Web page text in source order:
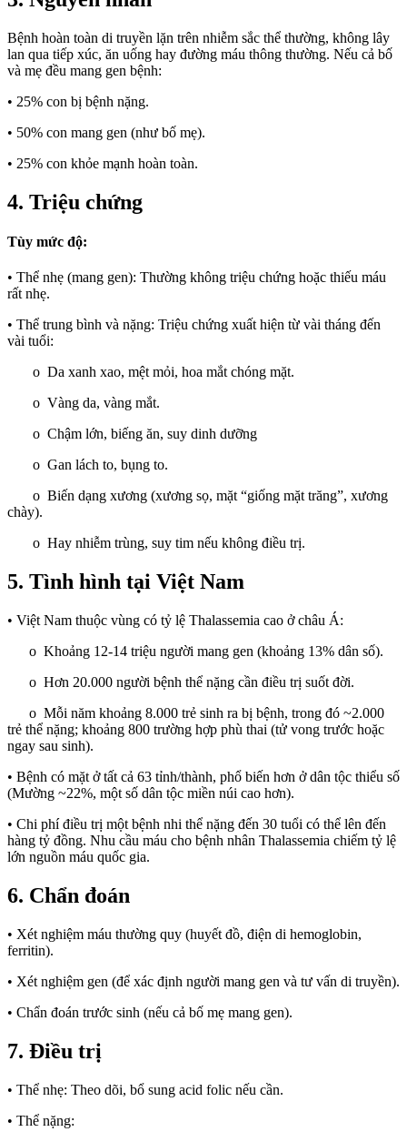
Bệnh hoàn toàn di truyền lặn trên nhiễm sắc thể thường, không lây
lan qua tiếp xúc, ăn uống hay đường máu thông thường. Nếu cả bố
và mẹ đều mang gen bệnh:
• 25% con bị bệnh nặng.
• 50% con mang gen (như bố mẹ).
• 25% con khỏe mạnh hoàn toàn.
4. Triệu chứng
Tùy mức độ:
• Thể nhẹ (mang gen): Thường không triệu chứng hoặc thiếu máu
rất nhẹ.
• Thể trung bình và nặng: Triệu chứng xuất hiện từ vài tháng đến
vài tuổi:
o Da xanh xao, mệt mỏi, hoa mắt chóng mặt.
o Vàng da, vàng mắt.
o Chậm lớn, biếng ăn, suy dinh dưỡng
o Gan lách to, bụng to.
o Biến dạng xương (xương sọ, mặt “giống mặt trăng”, xương
chày).
o Hay nhiễm trùng, suy tim nếu không điều trị.
5. Tình hình tại Việt Nam
• Việt Nam thuộc vùng có tỷ lệ Thalassemia cao ở châu Á:
o Khoảng 12-14 triệu người mang gen (khoảng 13% dân số).
o Hơn 20.000 người bệnh thể nặng cần điều trị suốt đời.
o Mỗi năm khoảng 8.000 trẻ sinh ra bị bệnh, trong đó ~2.000
trẻ thể nặng; khoảng 800 trường hợp phù thai (tử vong trước hoặc
ngay sau sinh).
• Bệnh có mặt ở tất cả 63 tỉnh/thành, phổ biến hơn ở dân tộc thiểu số
(Mường ~22%, một số dân tộc miền núi cao hơn).
• Chi phí điều trị một bệnh nhi thể nặng đến 30 tuổi có thể lên đến
hàng tỷ đồng. Nhu cầu máu cho bệnh nhân Thalassemia chiếm tỷ lệ
lớn nguồn máu quốc gia.
6. Chẩn đoán
• Xét nghiệm máu thường quy (huyết đồ, điện di hemoglobin,
ferritin).
• Xét nghiệm gen (để xác định người mang gen và tư vấn di truyền).
• Chẩn đoán trước sinh (nếu cả bố mẹ mang gen).
7. Điều trị
• Thể nhẹ: Theo dõi, bổ sung acid folic nếu cần.
• Thể nặng: